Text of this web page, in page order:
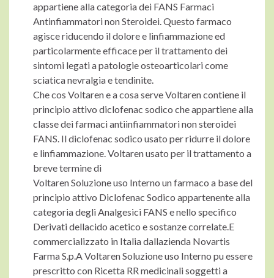
appartiene alla categoria dei FANS Farmaci
Antinfiammatori non Steroidei. Questo farmaco
agisce riducendo il dolore e linfiammazione ed
particolarmente efficace per il trattamento dei
sintomi legati a patologie osteoarticolari come
sciatica nevralgia e tendinite.
Che cos Voltaren e a cosa serve Voltaren contiene il
principio attivo diclofenac sodico che appartiene alla
classe dei farmaci antiinfiammatori non steroidei
FANS. Il diclofenac sodico usato per ridurre il dolore
e linfiammazione. Voltaren usato per il trattamento a
breve termine di
Voltaren Soluzione uso Interno un farmaco a base del
principio attivo Diclofenac Sodico appartenente alla
categoria degli Analgesici FANS e nello specifico
Derivati dellacido acetico e sostanze correlate.E
commercializzato in Italia dallazienda Novartis
Farma S.p.A Voltaren Soluzione uso Interno pu essere
prescritto con Ricetta RR medicinali soggetti a